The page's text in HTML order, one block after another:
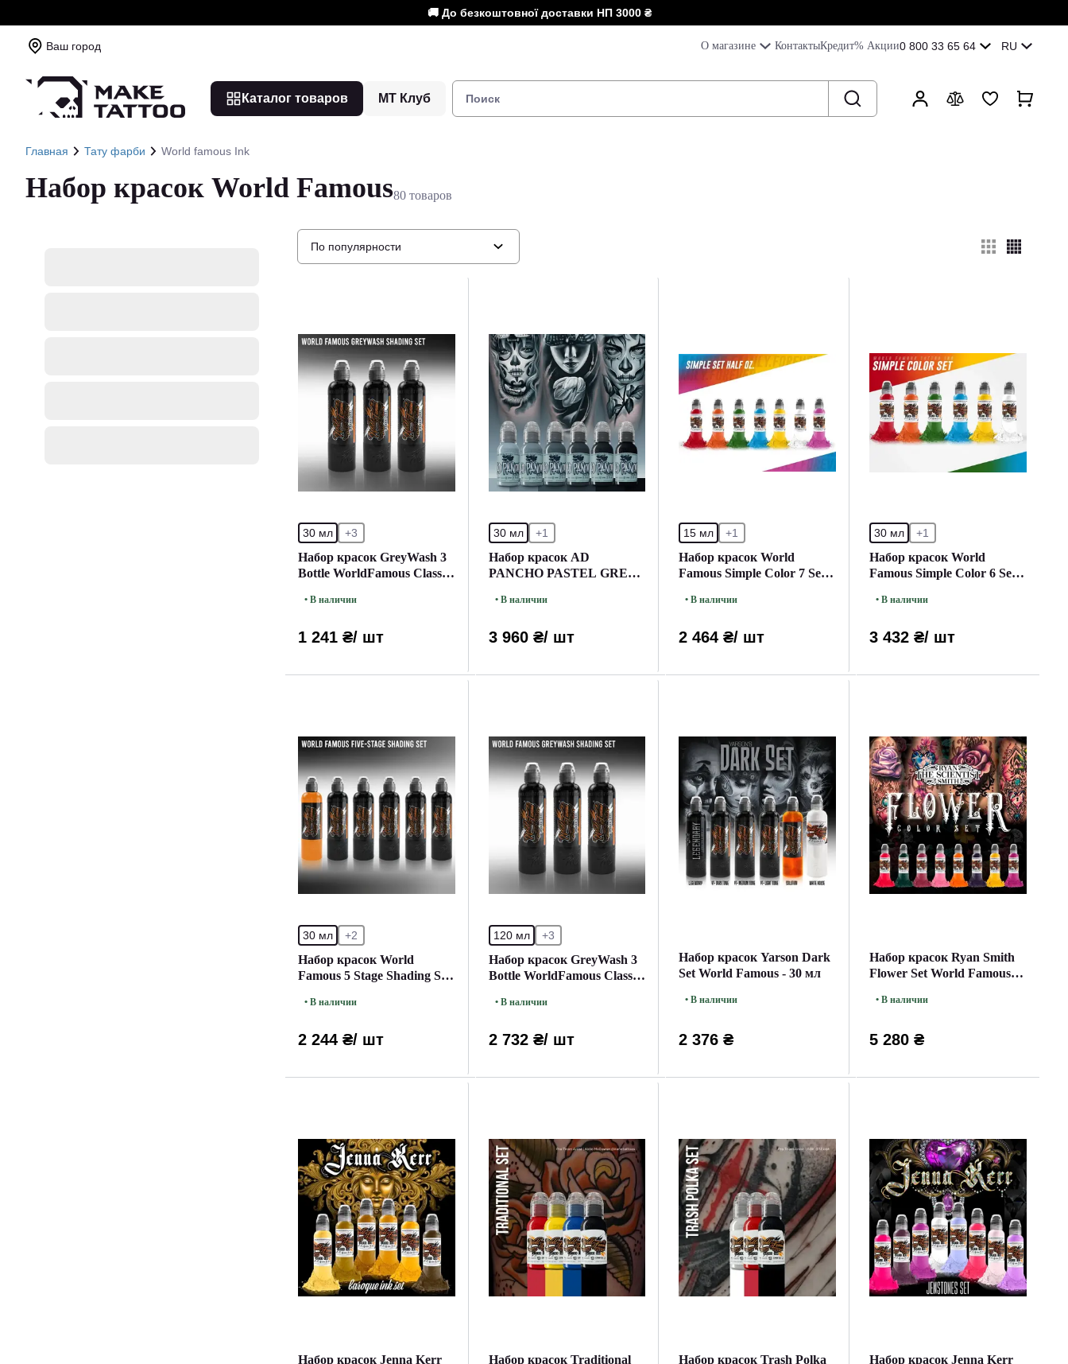
🚚 До безкоштовної доставки НП 3000 ₴
Ваш город О магазине КонтактыКредит% Акции0 800 33 65 64 RU
Каталог товаров МТ Клуб
Главная Тату фарби World famous Ink
Набор красок World Famous80 товаров
По популярности
30 мл +3
Набор красок GreyWash 3
Bottle WorldFamous Classic
• В наличии
1 241 ₴/ шт
30 мл +1
Набор красок AD
PANCHO PASTEL GREYS
• В наличии
3 960 ₴/ шт
15 мл +1
Набор красок World
Famous Simple Color 7 Set
• В наличии
2 464 ₴/ шт
30 мл +1
Набор красок World
Famous Simple Color 6 Set
• В наличии
3 432 ₴/ шт
30 мл +2
Набор красок World
Famous 5 Stage Shading Set
• В наличии
2 244 ₴/ шт
120 мл +3
Набор красок GreyWash 3
Bottle WorldFamous Classic
• В наличии
2 732 ₴/ шт
Набор красок Yarson Dark
Set World Famous - 30 мл
• В наличии
2 376 ₴
Набор красок Ryan Smith
Flower Set World Famous
• В наличии
5 280 ₴
Набор красок Jenna Kerr
Набор красок Traditional
Набор красок Trash Polka
Набор красок Jenna Kerr